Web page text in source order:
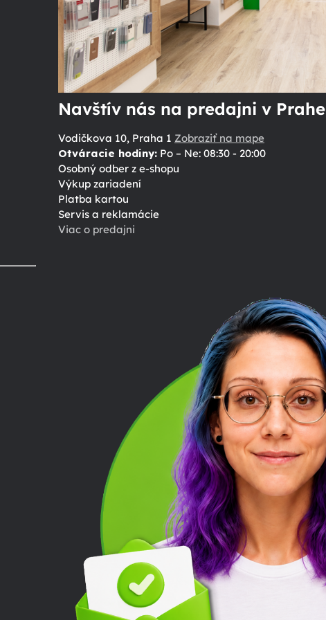
Navštív nás na predajni v Prahe
Vodičkova 10, Praha 1 Zobraziť na mape
Otváracie hodiny:Po – Ne: 08:30 - 20:00
Osobný odber z e-shopu
Výkup zariadení
Platba kartou
Servis a reklamácie
Viac o predajni